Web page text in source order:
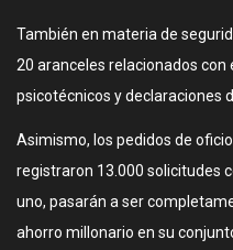
También en materia de
20 aranceles relacionados
psicotécnicos y declaraciones
Asimismo, los pedidos de
registraron 13.000 solicitudes
uno, pasarán a ser
ahorro millonario en su